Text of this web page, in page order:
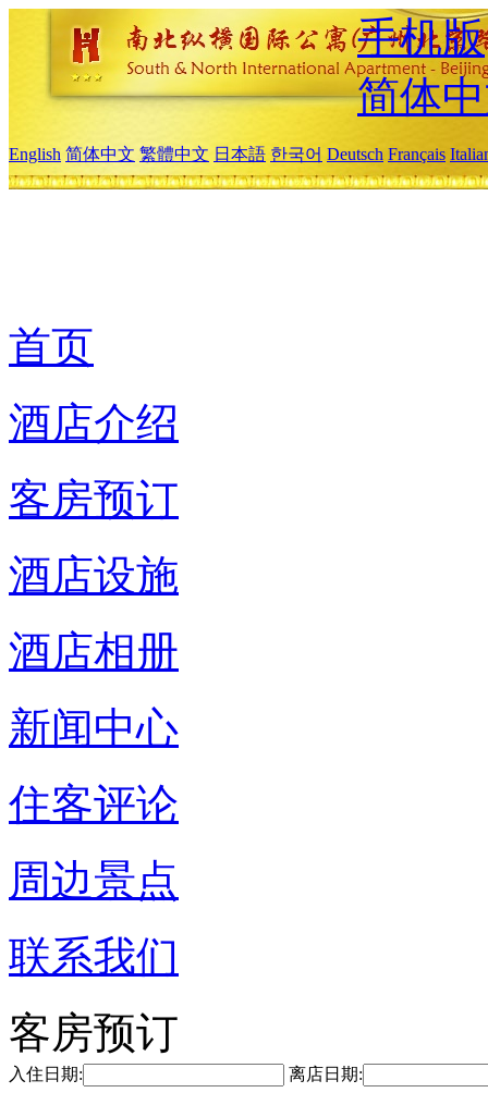
手机版
简体
English 简体中文 繁體中文 日本語 한국어 Deutsch Français
首页
酒店介绍
客房预订
酒店设施
酒店相册
新闻中心
住客评论
周边景点
联系我们
客房预订
入住日期: 离店日期: